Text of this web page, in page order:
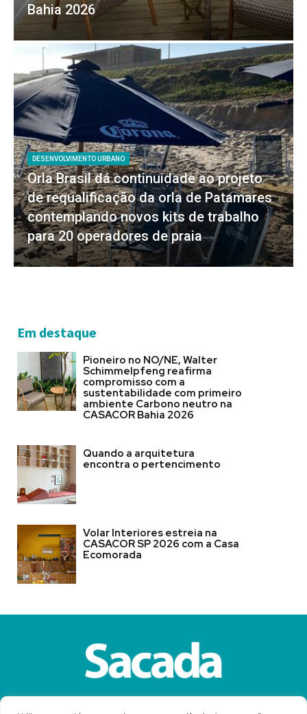
Bahia 2026
DESENVOLVIMENTO URBANO
Orla Brasil dá continuidade ao projeto
de requalificação da orla de Patamares
contemplando novos kits de trabalho
para 20 operadores de praia
Em destaque
Pioneiro no NO/NE, Walter
Schimmelpfeng reafirma
compromisso com a
sustentabilidade com primeiro
ambiente Carbono neutro na
CASACOR Bahia 2026
Quando a arquitetura
encontra o pertencimento
Volar Interiores estreia na
CASACOR SP 2026 com a Casa
Ecomorada